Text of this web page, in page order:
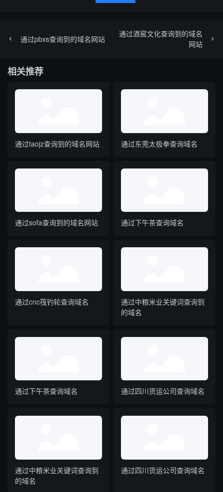
通过pbxs查询到的域名网站
通过酒窖文化查询到的域名
网站
相关推荐
通过taojz查询到的域名网站 通过东莞太极拳查询域名
通过sofa查询到的域名网站 通过下午茶查询域名
通过cnc筏钓轮查询域名
通过中粮米业关键词查询到
的域名
通过下午茶查询域名 通过四川货运公司查询域名
通过中粮米业关键词查询到
的域名
通过四川货运公司查询域名